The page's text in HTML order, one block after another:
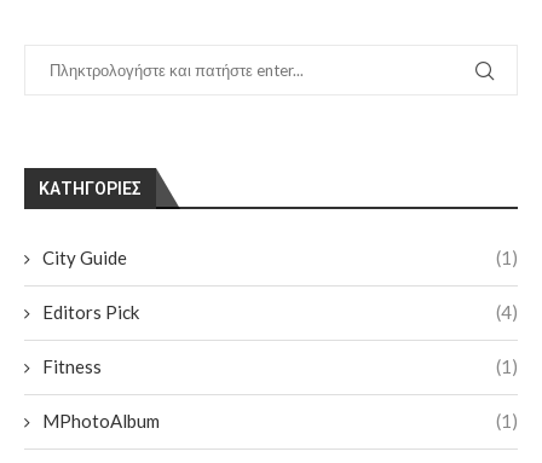
KΑΤΗΓΟΡΊΕΣ
City Guide (1)
Editors Pick (4)
Fitness (1)
MPhotoAlbum (1)